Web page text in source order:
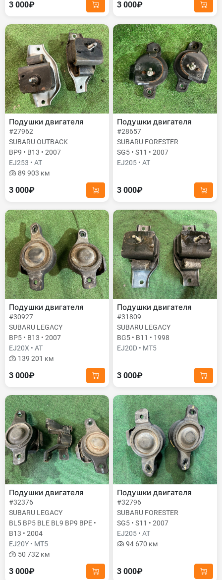
3 000₽ 3 000₽
Подушки двигателя
#27962
SUBARU OUTBACK
BP9 • B13 • 2007
EJ253 • AT
89 903 км
3 000₽
Подушки двигателя
#28657
SUBARU FORESTER
SG5 • S11 • 2007
EJ205 • AT
3 000₽
Подушки двигателя
#30927
SUBARU LEGACY
BP5 • B13 • 2007
EJ20X • AT
139 201 км
3 000₽
Подушки двигателя
#31809
SUBARU LEGACY
BG5 • B11 • 1998
EJ20D • MT5
3 000₽
Подушки двигателя
#32376
SUBARU LEGACY
BL5 BP5 BLE BL9 BP9 BPE •
B13 • 2004
EJ20Y • MT5
50 732 км
3 000₽
Подушки двигателя
#32796
SUBARU FORESTER
SG5 • S11 • 2007
EJ205 • AT
94 670 км
3 000₽